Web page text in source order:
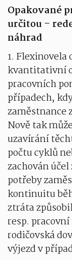
Opakované
určitou –
náhrad
1.
kvantitativní
pracovních
případech,
zaměstnance
Nově tak
uzavírání
počtu cyklů
zachován
potřeby
kontinuitu
ztráta
resp.
rodičovská
výjezd v